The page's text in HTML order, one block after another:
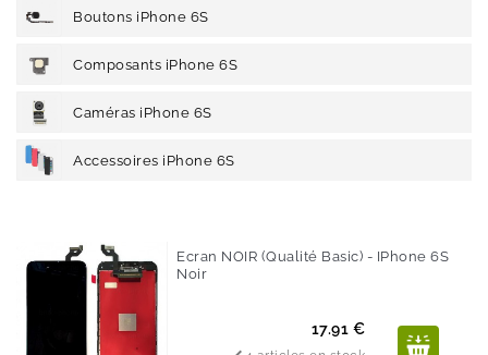
Boutons iPhone 6S
Composants iPhone 6S
Caméras iPhone 6S
Accessoires iPhone 6S
Ecran NOIR (Qualité Basic) - IPhone 6S
Noir
Prix
17.91 €